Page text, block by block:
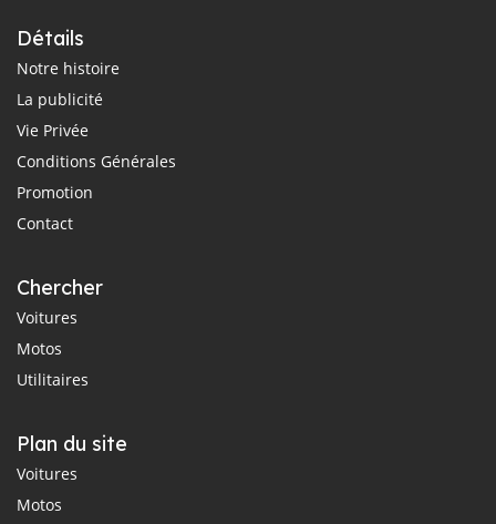
Détails
Notre histoire
La publicité
Vie Privée
Conditions Générales
Promotion
Contact
Chercher
Voitures
Motos
Utilitaires
Plan du site
Voitures
Motos